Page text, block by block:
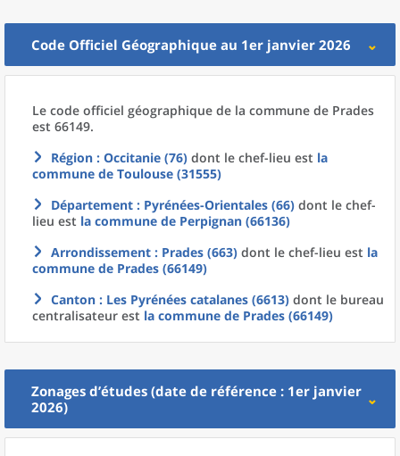
Code Officiel Géographique au 1er janvier 2026
Le code officiel géographique de la commune de Prades
est 66149.
Région : Occitanie (76) dont le chef-lieu est la
commune de Toulouse (31555)
Département : Pyrénées-Orientales (66) dont le chef-
lieu est la commune de Perpignan (66136)
Arrondissement : Prades (663) dont le chef-lieu est la
commune de Prades (66149)
Canton : Les Pyrénées catalanes (6613) dont le bureau
centralisateur est la commune de Prades (66149)
Zonages d’études (date de référence : 1er janvier
2026)